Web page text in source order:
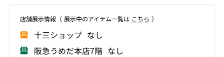
店舗展⽰情報（ 展⽰中のアイテム⼀覧は こちら ）
⼗三ショップ なし
阪急うめだ本店7階 なし